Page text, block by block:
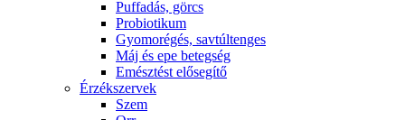
Puffadás, görcs
Probiotikum
Gyomorégés, savtúltenges
Máj és epe betegség
Emésztést elősegítő
Érzékszervek
Szem